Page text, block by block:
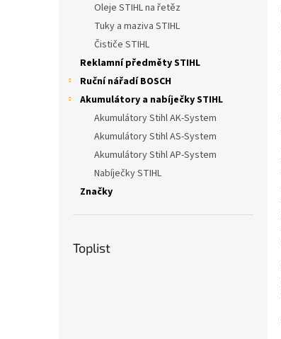
Oleje STIHL na řetěz
Tuky a maziva STIHL
Čističe STIHL
Reklamní předměty STIHL
Ruční nářadí BOSCH
Akumulátory a nabíječky STIHL
Akumulátory Stihl AK-System
Akumulátory Stihl AS-System
Akumulátory Stihl AP-System
Nabíječky STIHL
Značky
Toplist